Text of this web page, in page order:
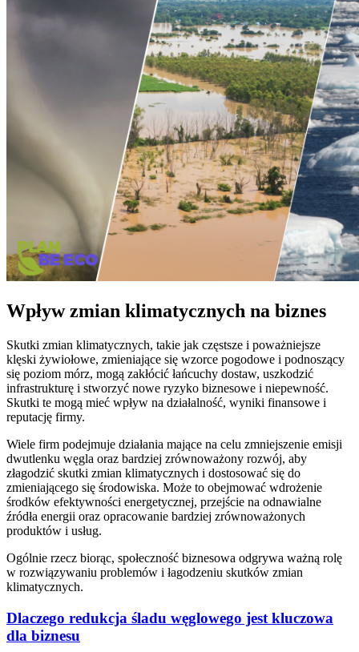
Wpływ zmian klimatycznych na biznes
Skutki zmian klimatycznych, takie jak częstsze i poważniejsze
klęski żywiołowe, zmieniające się wzorce pogodowe i podnoszący
się poziom mórz, mogą zakłócić łańcuchy dostaw, uszkodzić
infrastrukturę i stworzyć nowe ryzyko biznesowe i niepewność.
Skutki te mogą mieć wpływ na działalność, wyniki finansowe i
reputację firmy.
Wiele firm podejmuje działania mające na celu zmniejszenie emisji
dwutlenku węgla oraz bardziej zrównoważony rozwój, aby
złagodzić skutki zmian klimatycznych i dostosować się do
zmieniającego się środowiska. Może to obejmować wdrożenie
środków efektywności energetycznej, przejście na odnawialne
źródła energii oraz opracowanie bardziej zrównoważonych
produktów i usług.
Ogólnie rzecz biorąc, społeczność biznesowa odgrywa ważną rolę
w rozwiązywaniu problemów i łagodzeniu skutków zmian
klimatycznych.
Dlaczego redukcja śladu węglowego jest kluczowa
dla biznesu